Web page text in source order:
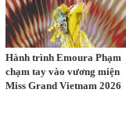
Hành trình Emoura Phạm
chạm tay vào vương miện
Miss Grand Vietnam 2026